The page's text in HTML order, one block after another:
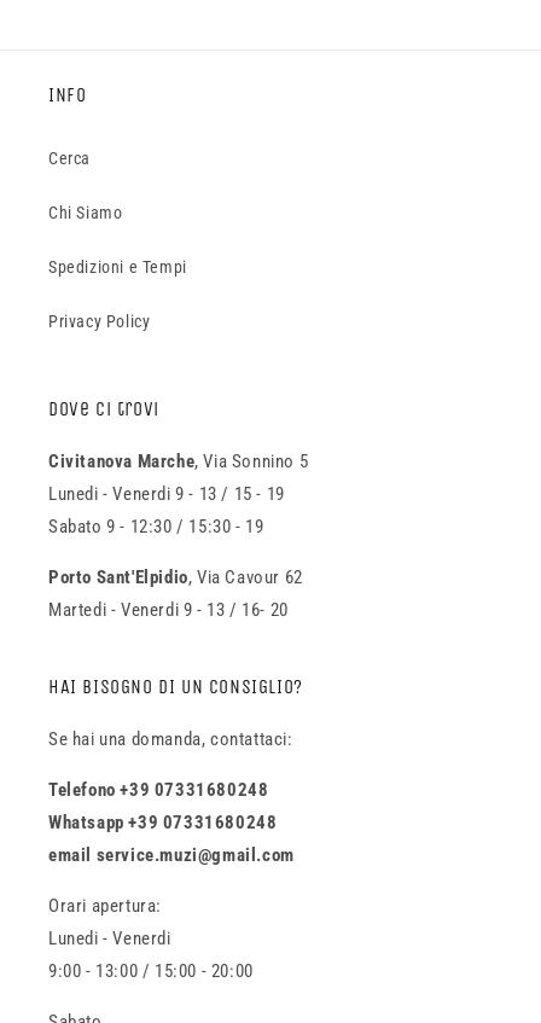
INFO
Cerca
Chi Siamo
Spedizioni e Tempi
Privacy Policy
Dove ci trovi
Civitanova Marche, Via Sonnino 5
Lunedi - Venerdi 9 - 13 / 15 - 19
Sabato 9 - 12:30 / 15:30 - 19
Porto Sant'Elpidio, Via Cavour 62
Martedi - Venerdi 9 - 13 / 16- 20
HAI BISOGNO DI UN CONSIGLIO?
Se hai una domanda, contattaci:
Telefono +39 07331680248
Whatsapp +39 07331680248
email service.muzi@gmail.com
Orari apertura:
Lunedi - Venerdi
9:00 - 13:00 / 15:00 - 20:00